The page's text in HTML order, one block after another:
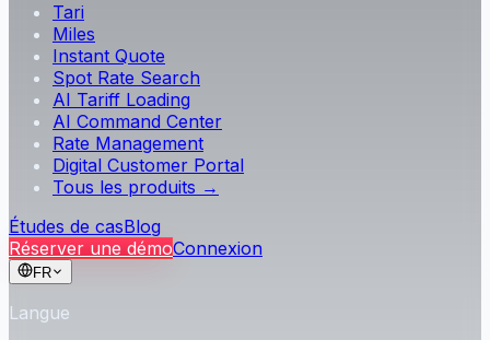
Tari
Miles
Instant Quote
Spot Rate Search
AI Tariff Loading
AI Command Center
Rate Management
Digital Customer Portal
Tous les produits →
Études de casBlog
Réserver une démoConnexion
FR
Langue